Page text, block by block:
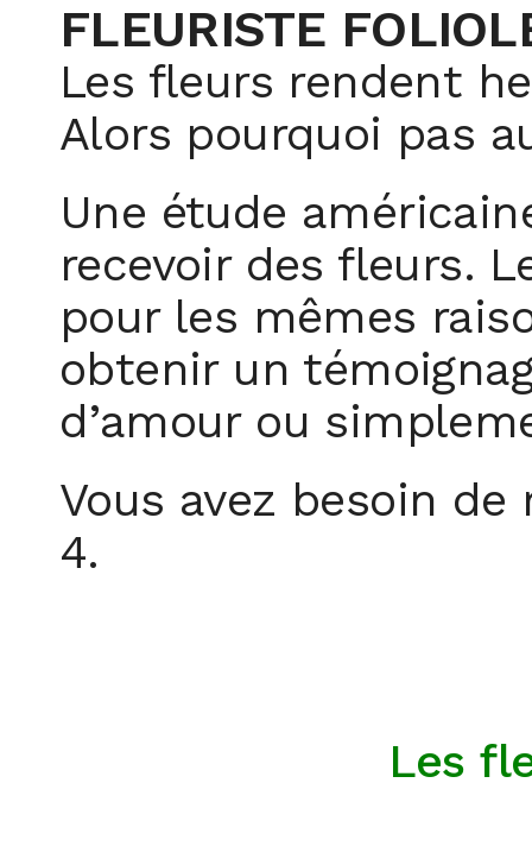
FLEURISTE
Les fleurs rendent
Alors pourquoi pas
Une étude
recevoir des fleurs.
pour les mêmes
obtenir un
d’amour ou
Vous avez besoin
4.
Les